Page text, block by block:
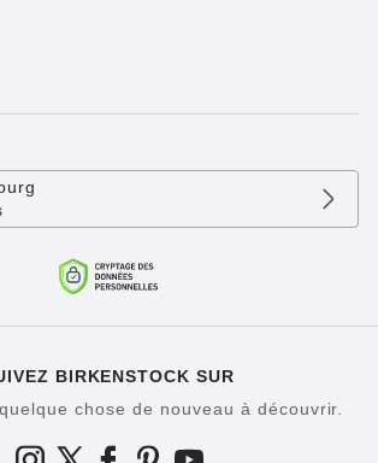
BIRKENSTOCK SUR
chose de nouveau à découvrir.